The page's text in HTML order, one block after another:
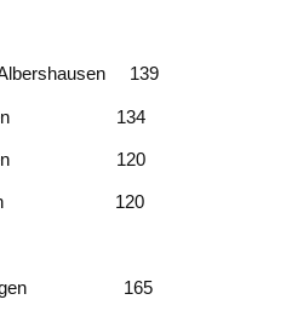
Albershausen 139
134
120
120
165